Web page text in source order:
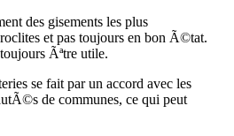
des gisements les plus
et pas toujours en bon Ã©tat.
Ãªtre utile.
se fait par un accord avec les
de communes, ce qui peut